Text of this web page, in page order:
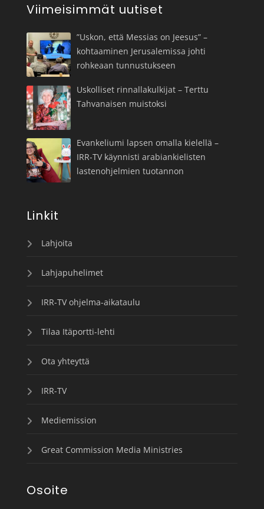
Viimeisimmät uutiset
”Uskon, että Messias on Jeesus” –
kohtaaminen Jerusalemissa johti
rohkeaan tunnustukseen
Uskolliset rinnallakulkijat – Terttu
Tahvanaisen muistoksi
Evankeliumi lapsen omalla kielellä –
IRR-TV käynnisti arabiankielisten
lastenohjelmien tuotannon
Linkit
Lahjoita
Lahjapuhelimet
IRR-TV ohjelma-aikataulu
Tilaa Itäportti-lehti
Ota yhteyttä
IRR-TV
Mediemission
Great Commission Media Ministries
Osoite